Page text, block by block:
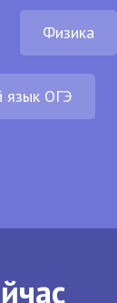
Физика
язык ОГЭ